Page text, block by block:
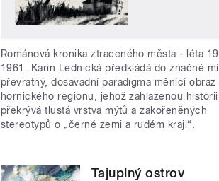
Románová kronika ztraceného města - léta
1961. Karin Lednická předkládá do značné
převratný, dosavadní paradigma měnící obraz
hornického regionu, jehož zahlazenou
překrývá tlustá vrstva mýtů a zakořeněných
stereotypů o „černé zemi a rudém kraji“.
Tajuplný ostrov